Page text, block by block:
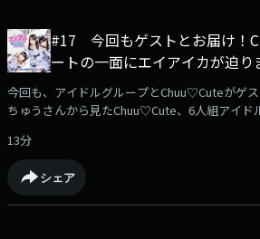
#17 今回もゲストとお届け！
ートの一面にエイアイカが迫り
今回も、アイドルグループとChuu♡Cuteがゲ
ちゅうさんから見たChuu♡Cute、6人組アイド
る？お話しも伺います！（放送ではきけなかっ
い！）エイアイ界隈へのメッセージはこちら
https://jocr.jp/mailform/aika/#google_vignette
13分
シェア